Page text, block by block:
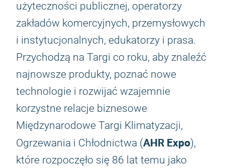
użyteczności publicznej, operatorzy
zakładów komercyjnych, przemysłowych
i instytucjonalnych, edukatorzy i prasa.
Przychodzą na Targi co roku, aby znaleźć
najnowsze produkty, poznać nowe
technologie i rozwijać wzajemnie
korzystne relacje biznesowe
Międzynarodowe Targi Klimatyzacji,
Ogrzewania i Chłodnictwa (AHR Expo),
które rozpoczęło się 86 lat temu jako